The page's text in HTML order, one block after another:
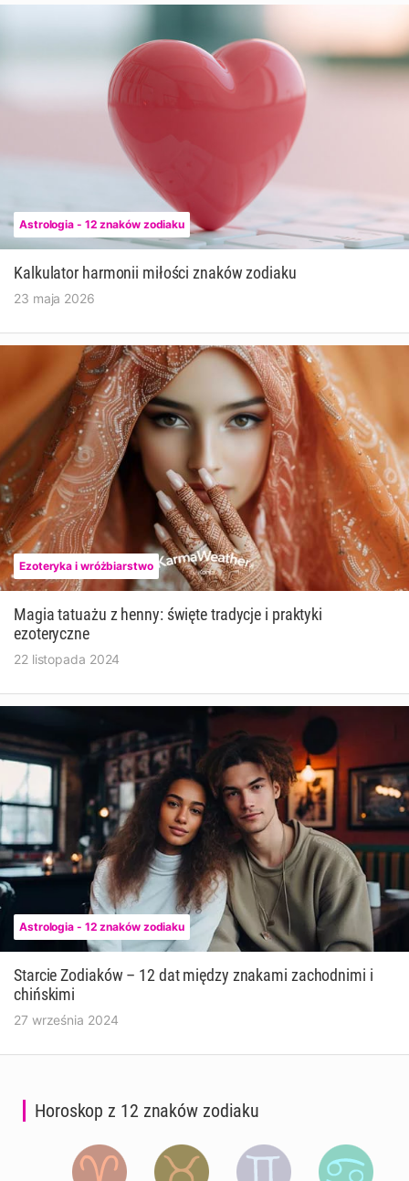
Astrologia - 12 znaków zodiaku
Kalkulator harmonii miłości znaków zodiaku
23 maja 2026
Ezoteryka i wróżbiarstwo
Magia tatuażu z henny: święte tradycje i praktyki
ezoteryczne
22 listopada 2024
Astrologia - 12 znaków zodiaku
Starcie Zodiaków – 12 dat między znakami zachodnimi i
chińskimi
27 września 2024
Horoskop z 12 znaków zodiaku